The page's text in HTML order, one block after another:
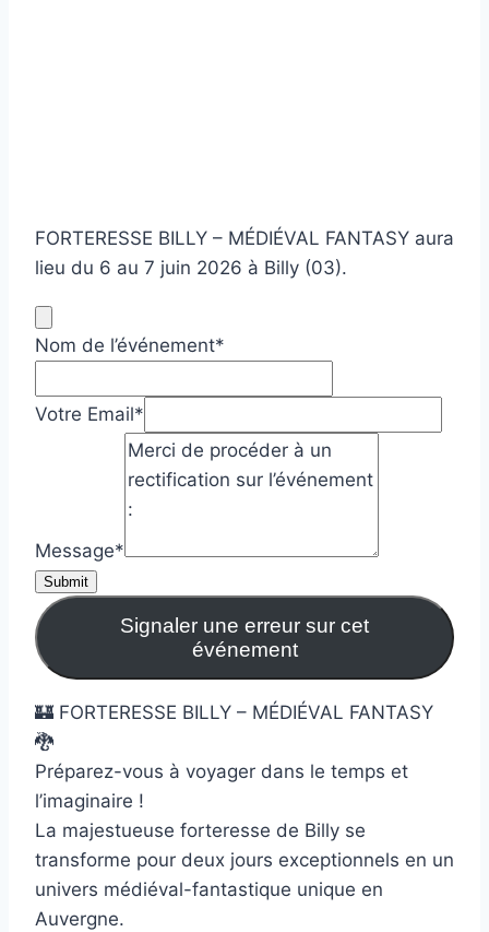
FORTERESSE BILLY – MÉDIÉVAL FANTASY aura
lieu du 6 au 7 juin 2026 à Billy (03).
Nom de l’événement*
Votre Email*
Message*
Submit
Signaler une erreur sur cet
événement
🏰 FORTERESSE BILLY – MÉDIÉVAL FANTASY
🐉
Préparez-vous à voyager dans le temps et
l’imaginaire !
La majestueuse forteresse de Billy se
transforme pour deux jours exceptionnels en un
univers médiéval-fantastique unique en
Auvergne.